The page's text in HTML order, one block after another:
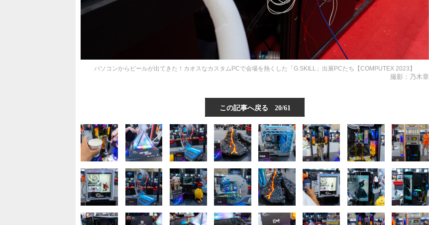
撮影：乃木章
パソコンからビールが出てきた！カオスなカスタムPCで会場を熱くした「G.SKILL」出展PCたち【COMPUTEX 2023】
この記事へ戻る 20/61